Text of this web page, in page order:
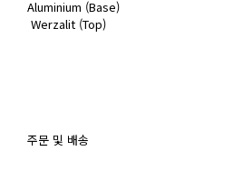
Aluminium (Base)
Werzalit (Top)
주문 및 배송